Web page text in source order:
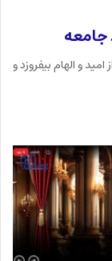
جامعه
و الهام بیفروزد و